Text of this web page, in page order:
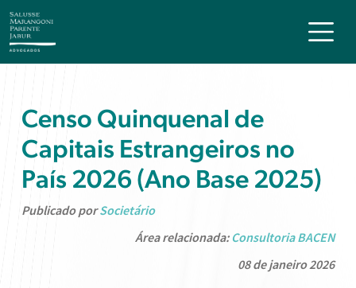
Censo Quinquenal de
Capitais Estrangeiros no
País 2026 (Ano Base 2025)
Publicado porSocietário
Área relacionada: Consultoria BACEN
08 de janeiro 2026